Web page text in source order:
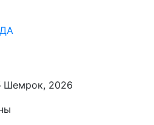
Шемрок, 2026